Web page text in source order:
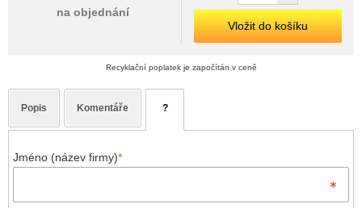
na objednání
Vložit do košíku
Recyklační poplatek je započítán v ceně
Popis Komentáře ?
Jméno (název firmy)*